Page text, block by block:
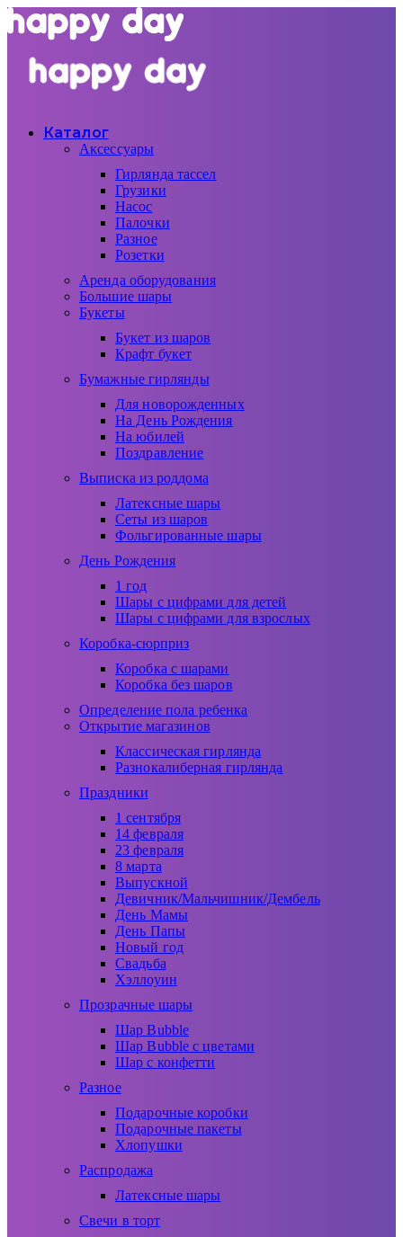
Каталог
Аксессуары
Гирлянда тассел
Грузики
Насос
Палочки
Разное
Розетки
Аренда оборудования
Большие шары
Букеты
Букет из шаров
Крафт букет
Бумажные гирлянды
Для новорожденных
На День Рождения
На юбилей
Поздравление
Выписка из роддома
Латексные шары
Сеты из шаров
Фольгированные шары
День Рождения
1 год
Шары с цифрами для детей
Шары с цифрами для взрослых
Коробка-сюрприз
Коробка с шарами
Коробка без шаров
Определение пола ребенка
Открытие магазинов
Классическая гирлянда
Разнокалиберная гирлянда
Праздники
1 сентября
14 февраля
23 февраля
8 марта
Выпускной
Девичник/Мальчишник/Дембель
День Мамы
День Папы
Новый год
Свадьба
Хэллоуин
Прозрачные шары
Шар Bubble
Шар Bubble с цветами
Шар с конфетти
Разное
Подарочные коробки
Подарочные пакеты
Хлопушки
Распродажа
Латексные шары
Свечи в торт